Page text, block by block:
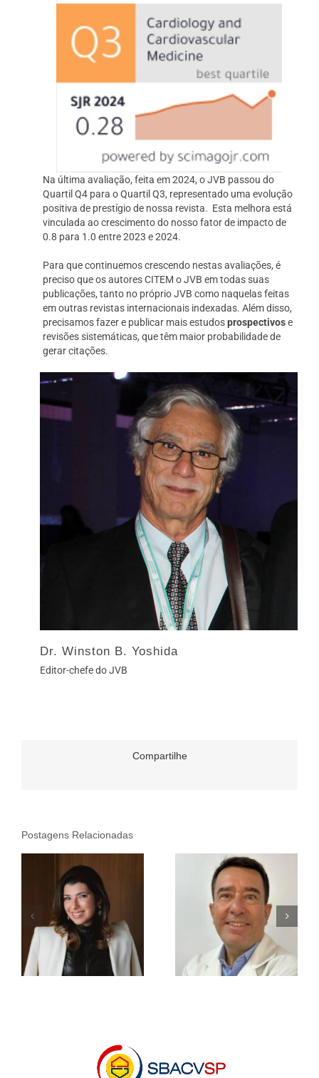
Na última avaliação, feita em 2024, o JVB passou do
Quartil Q4 para o Quartil Q3, representado uma evolução
positiva de prestígio de nossa revista. Esta melhora está
vinculada ao crescimento do nosso fator de impacto de
0.8 para 1.0 entre 2023 e 2024.
Para que continuemos crescendo nestas avaliações, é
preciso que os autores CITEM o JVB em todas suas
publicações, tanto no próprio JVB como naquelas feitas
em outras revistas internacionais indexadas. Além disso,
precisamos fazer e publicar mais estudosprospectivose
revisões sistemáticas, que têm maior probabilidade de
gerar citações.
Dr. Winston B. Yoshida
Editor-chefe do JVB
Compartilhe
Postagens Relacionadas